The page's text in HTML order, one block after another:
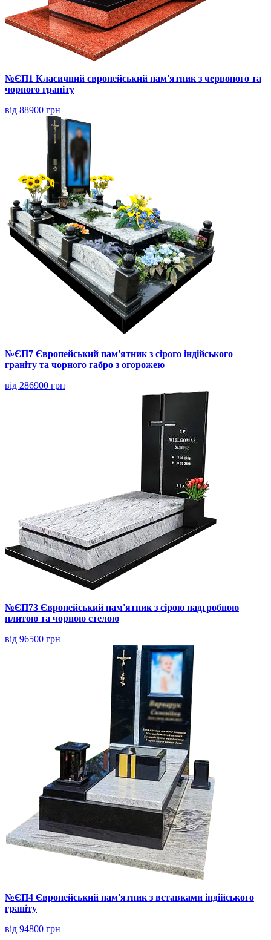
№ЄП1 Класичний європейський пам'ятник з червоного та
чорного граніту
від 88900 грн
№ЄП7 Європейський пам'ятник з сірого індійського
граніту та чорного габро з огорожею
від 286900 грн
№ЄП73 Європейський пам'ятник з сірою надгробною
плитою та чорною стелою
від 96500 грн
№ЄП4 Європейський пам'ятник з вставками індійського
граніту
від 94800 грн